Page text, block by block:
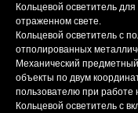
Кольцевой осветитель
отраженном свете.
Кольцевой осветитель с
отполированных
Механический
объекты по двум
пользователю при работе
Кольцевой осветитель с